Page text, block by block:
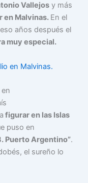
Vallejos y más
en Malvinas. En el
años después el
muy especial.
figurar en las Islas
puso en
Puerto Argentino”.
el sureño lo